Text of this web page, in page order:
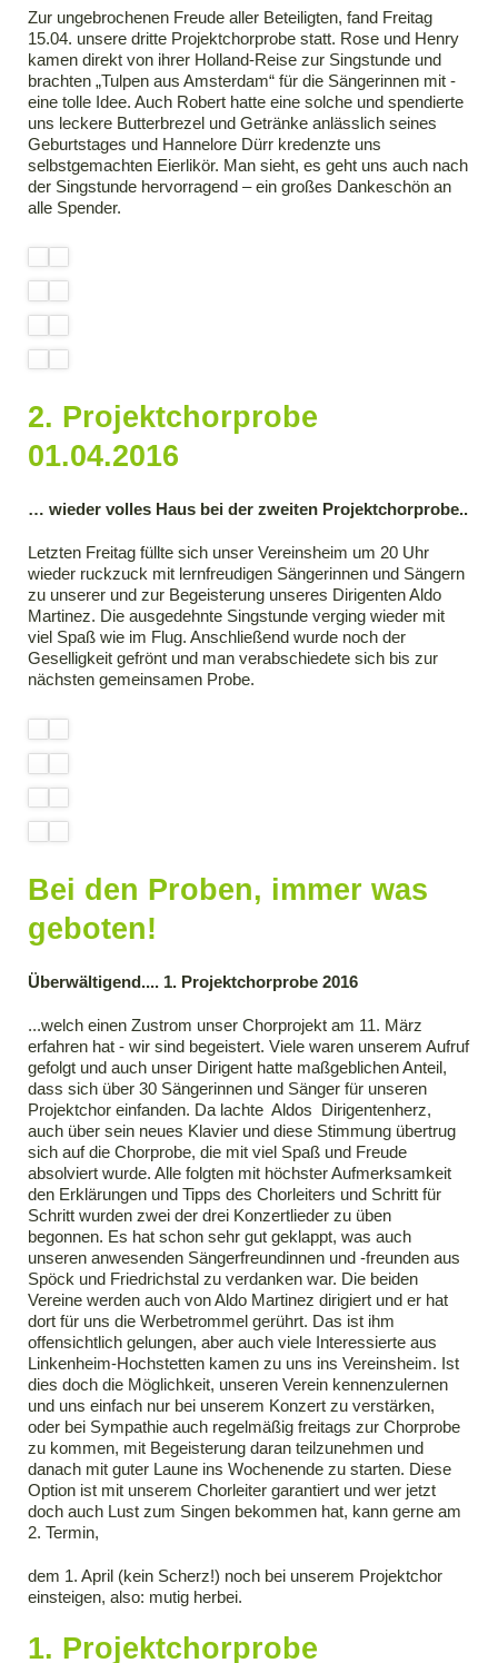
Zur ungebrochenen Freude aller Beteiligten, fand Freitag
15.04. unsere dritte Projektchorprobe statt. Rose und Henry
kamen direkt von ihrer Holland-Reise zur Singstunde und
brachten „Tulpen aus Amsterdam“ für die Sängerinnen mit -
eine tolle Idee. Auch Robert hatte eine solche und spendierte
uns leckere Butterbrezel und Getränke anlässlich seines
Geburtstages und Hannelore Dürr kredenzte uns
selbstgemachten Eierlikör. Man sieht, es geht uns auch nach
der Singstunde hervorragend – ein großes Dankeschön an
alle Spender.
2. Projektchorprobe
01.04.2016
… wieder volles Haus bei der zweiten Projektchorprobe..
Letzten Freitag füllte sich unser Vereinsheim um 20 Uhr
wieder ruckzuck mit lernfreudigen Sängerinnen und Sängern
zu unserer und zur Begeisterung unseres Dirigenten Aldo
Martinez. Die ausgedehnte Singstunde verging wieder mit
viel Spaß wie im Flug. Anschließend wurde noch der
Geselligkeit gefrönt und man verabschiedete sich bis zur
nächsten gemeinsamen Probe.
Bei den Proben, immer was
geboten!
Überwältigend.... 1. Projektchorprobe 2016
...welch einen Zustrom unser Chorprojekt am 11. März
erfahren hat - wir sind begeistert. Viele waren unserem Aufruf
gefolgt und auch unser Dirigent hatte maßgeblichen Anteil,
dass sich über 30 Sängerinnen und Sänger für unseren
Projektchor einfanden. Da lachte Aldos Dirigentenherz,
auch über sein neues Klavier und diese Stimmung übertrug
sich auf die Chorprobe, die mit viel Spaß und Freude
absolviert wurde. Alle folgten mit höchster Aufmerksamkeit
den Erklärungen und Tipps des Chorleiters und Schritt für
Schritt wurden zwei der drei Konzertlieder zu üben
begonnen. Es hat schon sehr gut geklappt, was auch
unseren anwesenden Sängerfreundinnen und -freunden aus
Spöck und Friedrichstal zu verdanken war. Die beiden
Vereine werden auch von Aldo Martinez dirigiert und er hat
dort für uns die Werbetrommel gerührt. Das ist ihm
offensichtlich gelungen, aber auch viele Interessierte aus
Linkenheim-Hochstetten kamen zu uns ins Vereinsheim. Ist
dies doch die Möglichkeit, unseren Verein kennenzulernen
und uns einfach nur bei unserem Konzert zu verstärken,
oder bei Sympathie auch regelmäßig freitags zur Chorprobe
zu kommen, mit Begeisterung daran teilzunehmen und
danach mit guter Laune ins Wochenende zu starten. Diese
Option ist mit unserem Chorleiter garantiert und wer jetzt
doch auch Lust zum Singen bekommen hat, kann gerne am
2. Termin,
dem 1. April (kein Scherz!) noch bei unserem Projektchor
einsteigen, also: mutig herbei.
1. Projektchorprobe